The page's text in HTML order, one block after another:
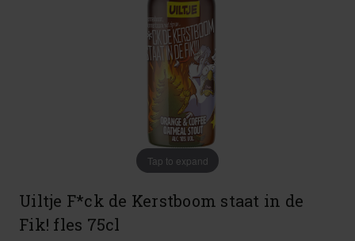
Tap to expand
Uiltje F*ck de Kerstboom staat in de
Fik! fles 75cl